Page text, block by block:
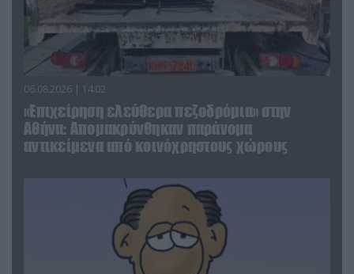
06.08.2026 | 14:02
«Επιχείρηση ελεύθερα πεζοδρόμια» στην
Αθήνα: Απομακρύνθηκαν παράνομα
αντικείμενα από κοινόχρηστους χώρους